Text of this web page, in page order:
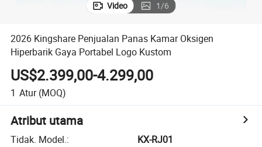
Video 1/6
2026 Kingshare Penjualan Panas Kamar Oksigen
Hiperbarik Gaya Portabel Logo Kustom
US$2.399,00-4.299,00
1 Atur (MOQ)
Atribut utama
Tidak. Model.:
KX-RJ01